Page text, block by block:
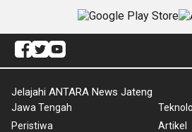
Jelajahi ANTARA News Jateng
Jawa Tengah
Peristiwa
Artikel